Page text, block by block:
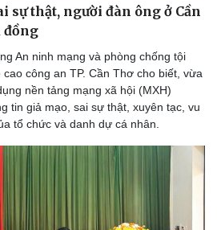
sự thật, người đàn ông ở Cần
đồng
An ninh mạng và phòng chống tội
công an TP. Cần Thơ cho biết, vừa
nền tảng mạng xã hội (MXH)
tin giả mạo, sai sự thật, xuyên tạc, vu
tổ chức và danh dự cá nhân.